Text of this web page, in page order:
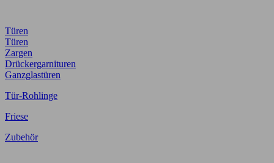
Türen
Türen
Zargen
Drückergarnituren
Ganzglastüren
Tür-Rohlinge
Friese
Zubehör